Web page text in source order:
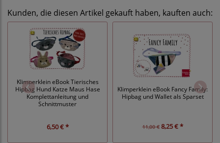
Kunden, die diesen Artikel gekauft haben, kauften auch:
Klimperklein eBook Tierisches
Hipbag Hund Katze Maus Hase
Komplettanleitung und
Schnittmuster
6,50 € *
Klimperklein eBook Fancy Family:
Hipbag und Wallet als Sparset
11,00 €8,25 € *